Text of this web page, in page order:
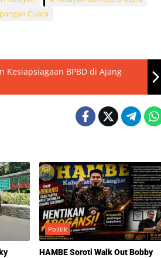
Cuaca
Kesiapsiagaan BPBD di Ajang
Politik
HAMBE Soroti Walk Out Bobby